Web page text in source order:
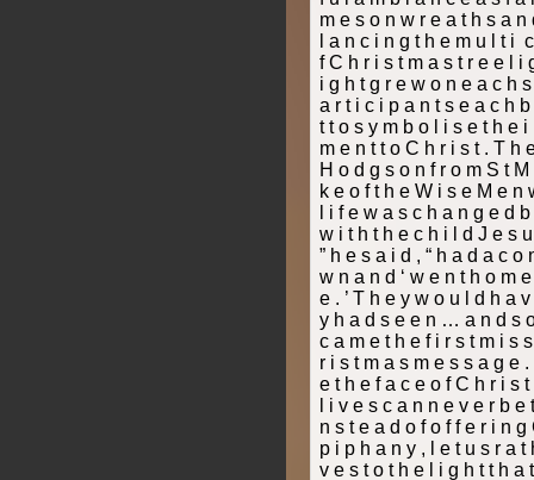
m e s o n w r e a t h s a
l a n c i n g t h e m u l t i
f C h r i s t m a s t r e e l i
i g h t g r e w o n e a c h
a r t i c i p a n t s e a c h
t t o s y m b o l i s e t h e
m e n t t o C h r i s t . T h
H o d g s o n f r o m S t
k e o f t h e W i s e M e n
l i f e w a s c h a n g e d
w i t h t h e c h i l d J e s
” h e s a i d , “ h a d a c
w n a n d ‘ w e n t h o m
e . ’ T h e y w o u l d h a
y h a d s e e n … a n d s
c a m e t h e f i r s t m i s
r i s t m a s m e s s a g e
e t h e f a c e o f C h r i s
l i v e s c a n n e v e r b
n s t e a d o f o f f e r i n
p i p h a n y , l e t u s r a
v e s t o t h e l i g h t t h a